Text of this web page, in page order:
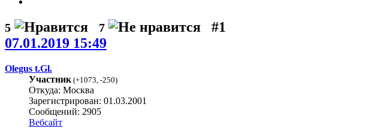
5 7
#1
07.01.2019 15:49
Olegus t.Gl.
Участник (+1073 -250)
Откуда: Москва
Зарегистрирован: 01.03.2001
Сообщений: 2905
Вебсайт